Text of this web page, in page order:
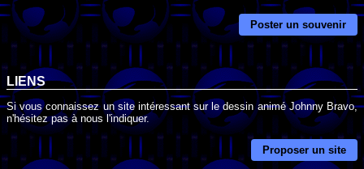
Poster un souvenir
LIENS
Si vous connaissez un site intéressant sur le dessin animé Johnny Bravo,
n'hésitez pas à nous l'indiquer.
Proposer un site